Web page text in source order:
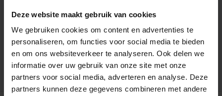
Deze website maakt gebruik van cookies
We gebruiken cookies om content en advertenties te
personaliseren, om functies voor social media te bieden
en om ons websiteverkeer te analyseren. Ook delen we
informatie over uw gebruik van onze site met onze
partners voor social media, adverteren en analyse. Deze
partners kunnen deze gegevens combineren met andere
info@dejonghandelsonderneming.nl
3194 klanten geven ons een 9.1 op